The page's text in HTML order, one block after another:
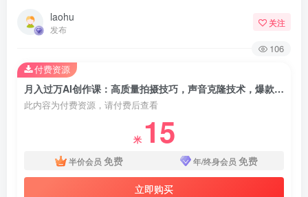
laohu
发布
关注
106
月入过万AI创作课：高质量拍摄技巧，声音克隆技术，爆款视频生成
此内容为付费资源，请付费后查看
米 15
半价会员 免费 年/终身会员 免费
立即购买
付费资源